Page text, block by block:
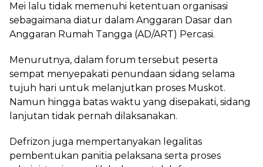
Mei lalu tidak memenuhi ketentuan organisasi
sebagaimana diatur dalam Anggaran Dasar dan
Anggaran Rumah Tangga (AD/ART) Percasi.
Menurutnya, dalam forum tersebut peserta
sempat menyepakati penundaan sidang selama
tujuh hari untuk melanjutkan proses Muskot.
Namun hingga batas waktu yang disepakati, sidang
lanjutan tidak pernah dilaksanakan.
Defrizon juga mempertanyakan legalitas
pembentukan panitia pelaksana serta proses